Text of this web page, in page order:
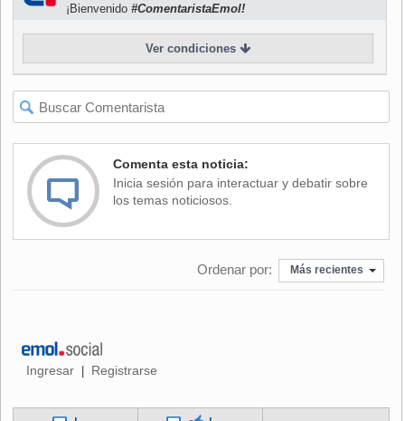
libertad, no pueda gestionar o comprometer medidas
tendientes al pago de la deuda de su corporación.
¡Bienvenido #ComentaristaEmol!
Ver condiciones
Comenta esta noticia:
Inicia sesión para interactuar y debatir sobre
los temas noticiosos.
Ordenar por: Más recientes
Ingresar Registrarse